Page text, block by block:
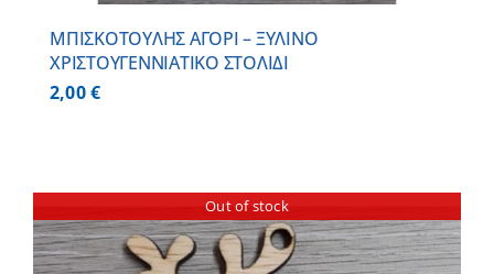
ΜΠΙΣΚΟΤΟΥΛΗΣ ΑΓΟΡΙ – ΞΥΛΙΝO
ΧΡΙΣΤΟΥΓΕΝΝΙΑΤΙΚO ΣΤΟΛΙΔΙ
2,00€
Out of stock